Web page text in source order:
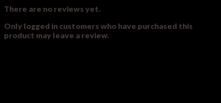
There are no reviews yet.
Only logged in customers who have purchased this
product may leave a review.